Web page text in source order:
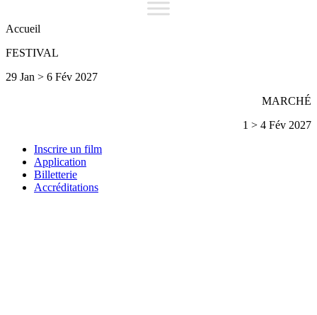
Accueil
FESTIVAL
29 Jan > 6 Fév 2027
MARCHÉ
1 > 4 Fév 2027
Inscrire un film
Application
Billetterie
Accréditations